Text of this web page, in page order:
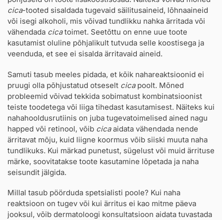
cica-tooted sisaldada tugevaid säilitusaineid, lõhnaaineid
või isegi alkoholi, mis võivad tundlikku nahka ärritada või
vähendada cicatoimet. Seetõttu on enne uue toote
kasutamist oluline põhjalikult tutvuda selle koostisega ja
veenduda, et see ei sisalda ärritavaid aineid.
Samuti tasub meeles pidada, et kõik nahareaktsioonid ei
pruugi olla põhjustatud otseselt cicapoolt. Mõned
probleemid võivad tekkida sobimatust kombinatsioonist
teiste toodetega või liiga tihedast kasutamisest. Näiteks kui
nahahooldusrutiinis on juba tugevatoimelised ained nagu
happed või retinool, võib cicaaidata vähendada nende
ärritavat mõju, kuid liigne koormus võib siiski muuta naha
tundlikuks. Kui märkad punetust, sügelust või muid ärrituse
märke, soovitatakse toote kasutamine lõpetada ja naha
seisundit jälgida.
Millal tasub pöörduda spetsialisti poole? Kui naha
reaktsioon on tugev või kui ärritus ei kao mitme päeva
jooksul, võib dermatoloogi konsultatsioon aidata tuvastada